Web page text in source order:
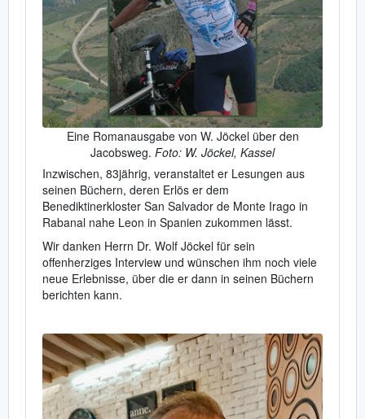
Eine Romanausgabe von W. Jöckel über den
Jacobsweg. Foto: W. Jöckel, Kassel
Inzwischen, 83jährig, veranstaltet er Lesungen aus
seinen Büchern, deren Erlös er dem
Benediktinerkloster San Salvador de Monte Irago in
Rabanal nahe Leon in Spanien zukommen lässt.
Wir danken Herrn Dr. Wolf Jöckel für sein
offenherziges Interview und wünschen ihm noch viele
neue Erlebnisse, über die er dann in seinen Büchern
berichten kann.